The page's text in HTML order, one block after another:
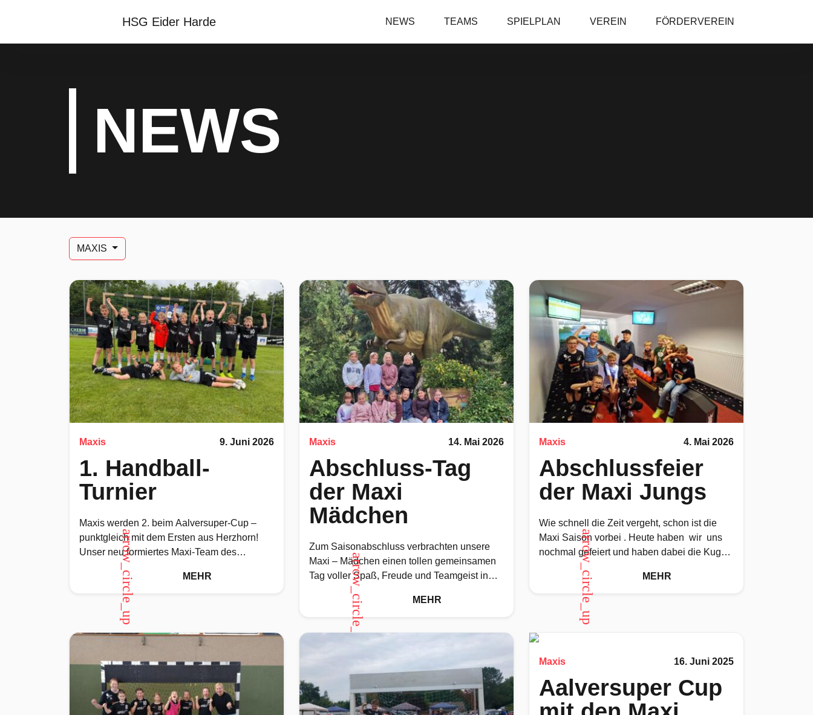
HSG Eider Harde NEWS TEAMS SPIELPLAN VEREIN FÖRDERVEREIN
NEWS
MAXIS
Maxis 9. Juni 2026
1. Handball-
Turnier
Maxis werden 2. beim Aalversuper-Cup –
punktgleich mit dem Ersten aus Herzhorn!
Unser neu formiertes Maxi-Team des
Jahrgangs 2018 hat beim Aalversuper-Cup
einen tollen 2.
arrow_circle_up MEHR
Maxis 14. Mai 2026
Abschluss-Tag
der Maxi
Mädchen
Zum Saisonabschluss verbrachten unsere
Maxi – Mädchen einen tollen gemeinsamen
Tag voller Spaß, Freude und Teamgeist in
der Tolk Schau. Ein besonderer Dank gilt
arrow_circle_up MEHR
Maxis 4. Mai 2026
Abschlussfeier
der Maxi Jungs
Wie schnell die Zeit vergeht, schon ist die
Maxi Saison vorbei . Heute haben wir uns
nochmal gefeiert und haben dabei die Kugel
nicht geworfen,
arrow_circle_up MEHR
Maxis 16. Juni 2025
Aalversuper Cup